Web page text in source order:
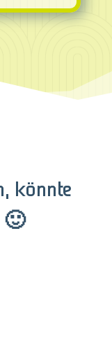
könnte
🙂